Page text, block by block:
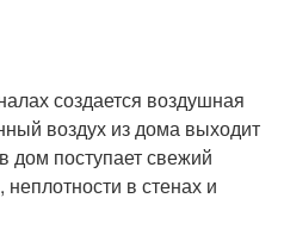
создается воздушная
воздух из дома выходит
дом поступает свежий
в стенах и